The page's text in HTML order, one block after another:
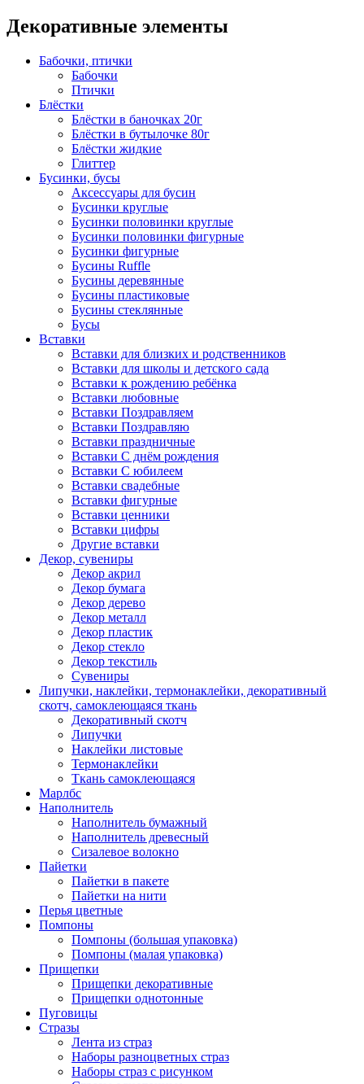
Декоративные элементы
Бабочки, птички
Бабочки
Птички
Блёстки
Блёстки в баночках 20г
Блёстки в бутылочке 80г
Блёстки жидкие
Глиттер
Бусинки, бусы
Аксессуары для бусин
Бусинки круглые
Бусинки половинки круглые
Бусинки половинки фигурные
Бусинки фигурные
Бусины Ruffle
Бусины деревянные
Бусины пластиковые
Бусины стеклянные
Бусы
Вставки
Вставки для близких и родственников
Вставки для школы и детского сада
Вставки к рождению ребёнка
Вставки любовные
Вставки Поздравляем
Вставки Поздравляю
Вставки праздничные
Вставки С днём рождения
Вставки С юбилеем
Вставки свадебные
Вставки фигурные
Вставки ценники
Вставки цифры
Другие вставки
Декор, сувениры
Декор акрил
Декор бумага
Декор дерево
Декор металл
Декор пластик
Декор стекло
Декор текстиль
Сувениры
Липучки, наклейки, термонаклейки, декоративный
скотч, самоклеющаяся ткань
Декоративный скотч
Липучки
Наклейки листовые
Термонаклейки
Ткань самоклеющаяся
Марлбс
Наполнитель
Наполнитель бумажный
Наполнитель древесный
Сизалевое волокно
Пайетки
Пайетки в пакете
Пайетки на нити
Перья цветные
Помпоны
Помпоны (большая упаковка)
Помпоны (малая упаковка)
Прищепки
Прищепки декоративные
Прищепки однотонные
Пуговицы
Стразы
Лента из страз
Наборы разноцветных страз
Наборы страз с рисунком